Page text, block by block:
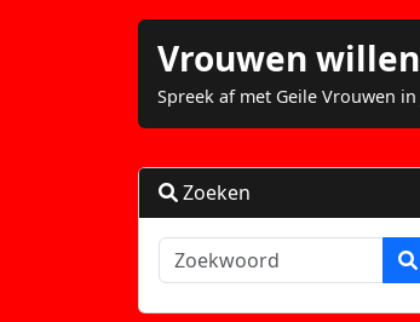
Vrouwen
Spreek af met Geile Vrouwen
Zoeken